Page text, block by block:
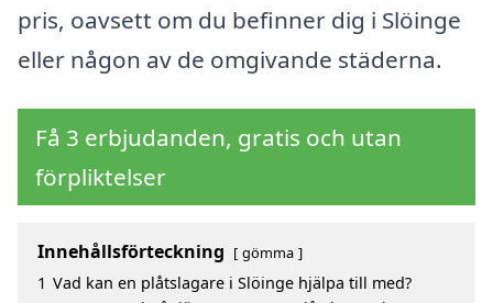
pris, oavsett om du befinner dig i Slöinge
eller någon av de omgivande städerna.
Få 3 erbjudanden, gratis och utan
förpliktelser
Innehållsförteckning gömma
1 Vad kan en plåtslagare i Slöinge hjälpa till med?